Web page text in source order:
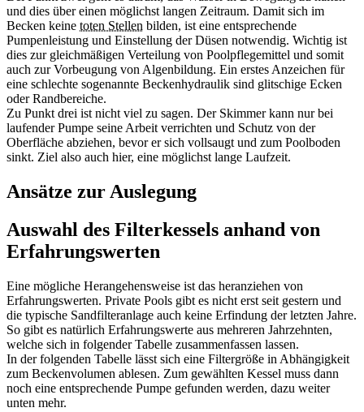
und dies über einen möglichst langen Zeitraum. Damit sich im
Becken keine toten Stellen bilden, ist eine entsprechende
Pumpenleistung und Einstellung der Düsen notwendig. Wichtig ist
dies zur gleichmäßigen Verteilung von Poolpflegemittel und somit
auch zur Vorbeugung von Algenbildung. Ein erstes Anzeichen für
eine schlechte sogenannte Beckenhydraulik sind glitschige Ecken
oder Randbereiche.
Zu Punkt drei ist nicht viel zu sagen. Der Skimmer kann nur bei
laufender Pumpe seine Arbeit verrichten und Schutz von der
Oberfläche abziehen, bevor er sich vollsaugt und zum Poolboden
sinkt. Ziel also auch hier, eine möglichst lange Laufzeit.
Ansätze zur Auslegung
Auswahl des Filterkessels anhand von
Erfahrungswerten
Eine mögliche Herangehensweise ist das heranziehen von
Erfahrungswerten. Private Pools gibt es nicht erst seit gestern und
die typische Sandfilteranlage auch keine Erfindung der letzten Jahre.
So gibt es natürlich Erfahrungswerte aus mehreren Jahrzehnten,
welche sich in folgender Tabelle zusammenfassen lassen.
In der folgenden Tabelle lässt sich eine Filtergröße in Abhängigkeit
zum Beckenvolumen ablesen. Zum gewählten Kessel muss dann
noch eine entsprechende Pumpe gefunden werden, dazu weiter
unten mehr.